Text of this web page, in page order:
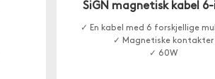
SiGN magnetisk kabel 6-
✓ En kabel med 6 forskjellige
✓ Magnetiske kontakter
✓ 60W